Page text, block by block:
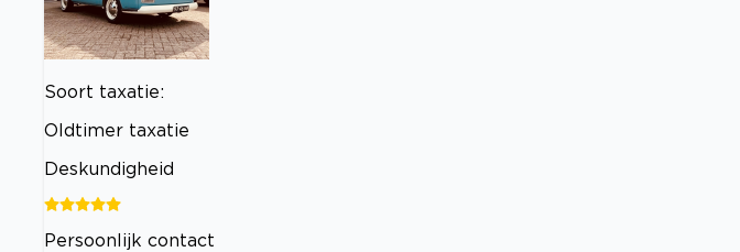
Soort taxatie:
Oldtimer taxatie
Deskundigheid
Persoonlijk contact